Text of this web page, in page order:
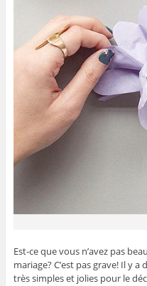
Est-ce que vous n’avez pas
mariage? C’est pas grave! Il y
très simples et jolies pour le